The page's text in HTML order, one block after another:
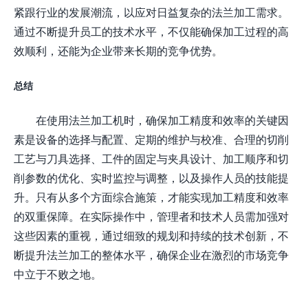
紧跟行业的发展潮流，以应对日益复杂的法兰加工需求。
通过不断提升员工的技术水平，不仅能确保加工过程的高
效顺利，还能为企业带来长期的竞争优势。
总结
在使用法兰加工机时，确保加工精度和效率的关键因
素是设备的选择与配置、定期的维护与校准、合理的切削
工艺与刀具选择、工件的固定与夹具设计、加工顺序和切
削参数的优化、实时监控与调整，以及操作人员的技能提
升。只有从多个方面综合施策，才能实现加工精度和效率
的双重保障。在实际操作中，管理者和技术人员需加强对
这些因素的重视，通过细致的规划和持续的技术创新，不
断提升法兰加工的整体水平，确保企业在激烈的市场竞争
中立于不败之地。